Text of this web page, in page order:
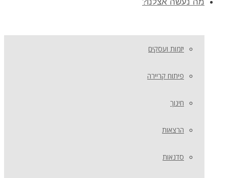
יזמות ועסקים
פיתוח קריירה
חינוך
הרצאות
סדנאות